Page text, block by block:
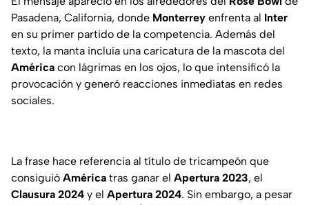
Pasadena, California, donde Monterrey enfrenta al Inter
en su primer partido de la competencia. Además del
texto, la manta incluía una caricatura de la mascota del
América con lágrimas en los ojos, lo que intensificó la
provocación y generó reacciones inmediatas en redes
sociales.
La frase hace referencia al título de tricampeón que
consiguió América tras ganar el Apertura 2023, el
Clausura 2024 y el Apertura 2024. Sin embargo, a pesar